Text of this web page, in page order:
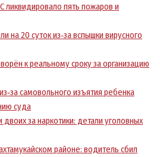
ликвидировало пять пожаров и
на 20 суток из‑за вспышки вирусного
к реальному сроку за организацию
самовольного изъятия ребенка
суда
за наркотики: детали уголовных
районе: водитель сбил